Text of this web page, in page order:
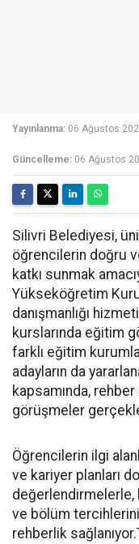
Yayınlanma: 06 Ağustos
Güncelleme: 06 Ağustos
Silivri Belediyesi,
öğrencilerin doğru
katkı sunmak
Yükseköğretim
danışmanlığı
kurslarında eğitim
farklı eğitim
adayların da
kapsamında,
görüşmeler
Öğrencilerin ilgi
ve kariyer planları
değerlendirmelerle,
ve bölüm
rehberlik